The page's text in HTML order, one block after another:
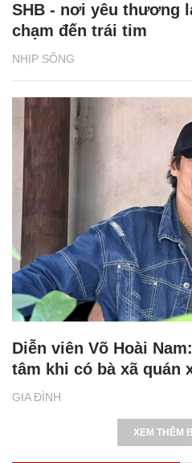
NHỊP SỐNG
SHB - nơi yêu thương
chạm đến trái tim
GIA ĐÌNH
Diễn viên Võ Hoài
tâm khi có bà xã quán
XEM THÊM